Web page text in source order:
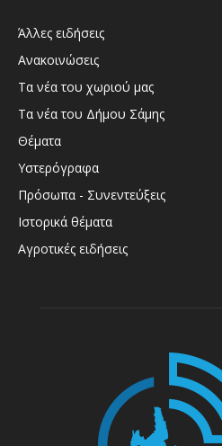
Άλλες ειδήσεις
Ανακοινώσεις
Τα νέα του χωριού μας
Τα νέα του Δήμου Σάμης
Θέματα
Υστερόγραφα
Πρόσωπα - Συνεντεύξεις
Ιστορικά θέματα
Αγροτικές ειδήσεις